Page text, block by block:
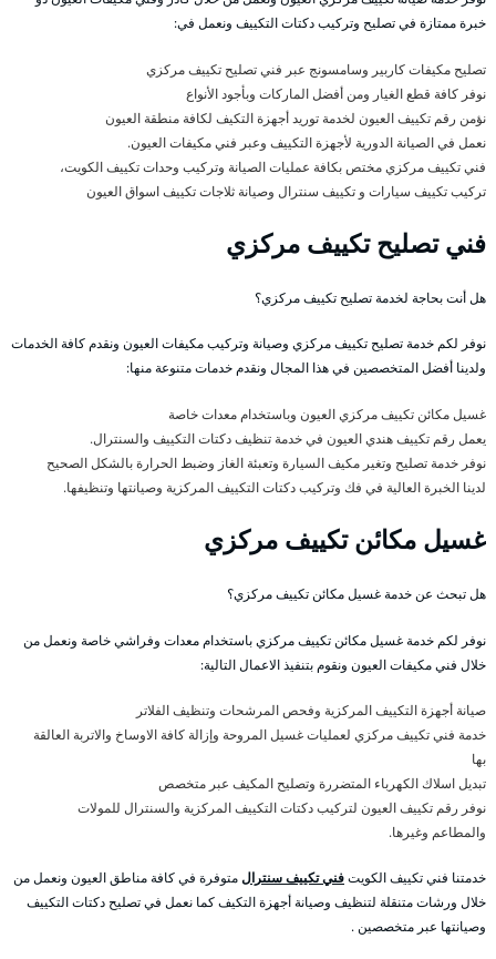
خبرة ممتازة في تصليح وتركيب دكتات التكييف ونعمل في:
تصليح مكيفات كاربير وسامسونج عبر فني تصليح تكييف مركزي
نوفر كافة قطع الغيار ومن أفضل الماركات وبأجود الأنواع
نؤمن رقم تكييف العيون لخدمة توريد أجهزة التكيف لكافة منطقة العيون
نعمل في الصيانة الدورية لأجهزة التكييف وعبر فني مكيفات العيون.
فني تكييف مركزي مختص بكافة عمليات الصيانة وتركيب وحدات تكييف الكويت،
تركيب تكييف سيارات و تكييف سنترال وصيانة ثلاجات تكييف اسواق العيون
فني تصليح تكييف مركزي
هل أنت بحاجة لخدمة تصليح تكييف مركزي؟
نوفر لكم خدمة تصليح تكييف مركزي وصيانة وتركيب مكيفات العيون ونقدم كافة الخدمات
ولدينا أفضل المتخصصين في هذا المجال ونقدم خدمات متنوعة منها:
غسيل مكائن تكييف مركزي العيون وباستخدام معدات خاصة
يعمل رقم تكييف هندي العيون في خدمة تنظيف دكتات التكييف والسنترال.
نوفر خدمة تصليح وتغير مكيف السيارة وتعبئة الغاز وضبط الحرارة بالشكل الصحيح
لدينا الخبرة العالية في فك وتركيب دكتات التكييف المركزية وصيانتها وتنظيفها.
غسيل مكائن تكييف مركزي
هل تبحث عن خدمة غسيل مكائن تكييف مركزي؟
نوفر لكم خدمة غسيل مكائن تكييف مركزي باستخدام معدات وفراشي خاصة ونعمل من
خلال فني مكيفات العيون ونقوم بتنفيذ الاعمال التالية:
صيانة أجهزة التكييف المركزية وفحص المرشحات وتنظيف الفلاتر
خدمة فني تكييف مركزي لعمليات غسيل المروحة وإزالة كافة الاوساخ والاتربة العالقة
بها
تبديل اسلاك الكهرباء المتضررة وتصليح المكيف عبر متخصص
نوفر رقم تكييف العيون لتركيب دكتات التكييف المركزية والسنترال للمولات
والمطاعم وغيرها.
خدمتنا فني تكييف الكويتفني تكييف سنترالمتوفرة في كافة مناطق العيون ونعمل من
خلال ورشات متنقلة لتنظيف وصيانة أجهزة التكيف كما نعمل في تصليح دكتات التكييف
وصيانتها عبر متخصصين .